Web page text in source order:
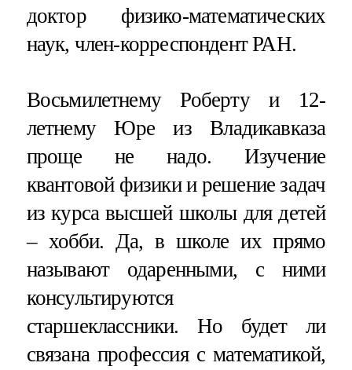
доктор физико-математических
наук, член-корреспондент РАН.
Восьмилетнему Роберту и 12-
летнему Юре из Владикавказа
проще не надо. Изучение
квантовой физики и решение задач
из курса высшей школы для детей
– хобби. Да, в школе их прямо
называют одаренными, с ними
консультируются
старшеклассники. Но будет ли
связана профессия с математикой,